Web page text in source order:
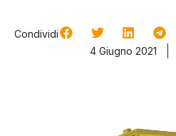
Condividi
4 Giugno 2021